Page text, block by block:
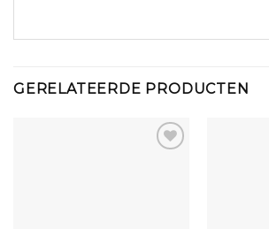
GERELATEERDE PRODUCTEN